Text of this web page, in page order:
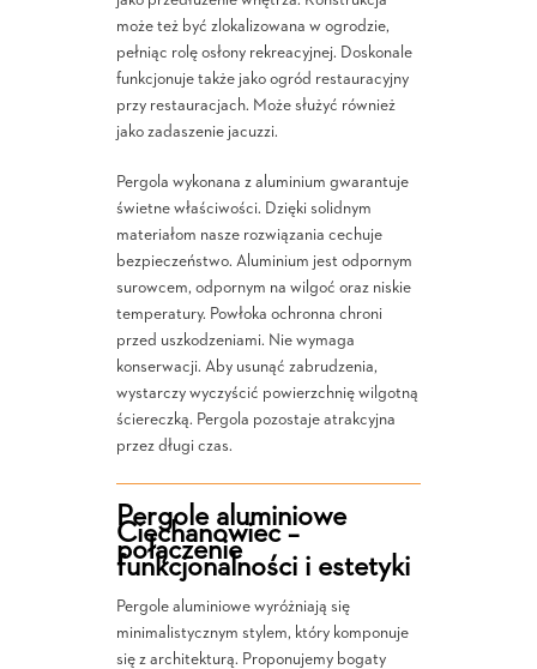
może też być zlokalizowana w ogrodzie,
pełniąc rolę osłony rekreacyjnej. Doskonale
funkcjonuje także jako ogród restauracyjny
przy restauracjach. Może służyć również
jako zadaszenie jacuzzi.
Pergola wykonana z aluminium gwarantuje
świetne właściwości. Dzięki solidnym
materiałom nasze rozwiązania cechuje
bezpieczeństwo. Aluminium jest odpornym
surowcem, odpornym na wilgoć oraz niskie
temperatury. Powłoka ochronna chroni
przed uszkodzeniami. Nie wymaga
konserwacji. Aby usunąć zabrudzenia,
wystarczy wyczyścić powierzchnię wilgotną
ściereczką. Pergola pozostaje atrakcyjna
przez długi czas.
Pergole aluminiowe
Ciechanowiec –
połączenie
funkcjonalności i estetyki
Pergole aluminiowe wyróżniają się
minimalistycznym stylem, który komponuje
się z architekturą. Proponujemy bogaty